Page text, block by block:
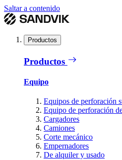
Saltar a contenido
Productos
Productos
Equipo
Equipos de perforación
Equipo de perforación
Cargadores
Camiones
Corte mecánico
Empernadores
De alquiler y usado